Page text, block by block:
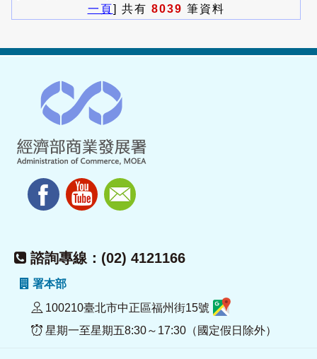
一頁] 共有 8039 筆資料
諮詢專線：(02) 4121166
署本部
100210臺北市中正區福州街15號
星期一至星期五8:30～17:30（國定假日除外）